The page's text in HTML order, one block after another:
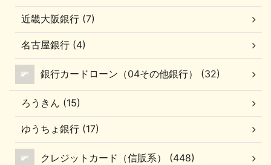
近畿大阪銀行 (7)
名古屋銀行 (4)
銀行カードローン（04その他銀行） (32)
ろうきん (15)
ゆうちょ銀行 (17)
クレジットカード（信販系） (448)